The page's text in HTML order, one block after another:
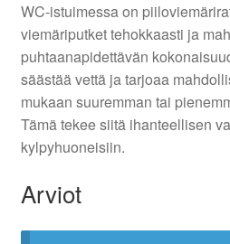
WC-istuimessa on
viemäriputket tehokkaasti ja
puhtaanapidettävän
säästää vettä ja tarjoaa
mukaan suuremman tai
Tämä tekee siitä ihanteellisen
kylpyhuoneisiin.
Arviot